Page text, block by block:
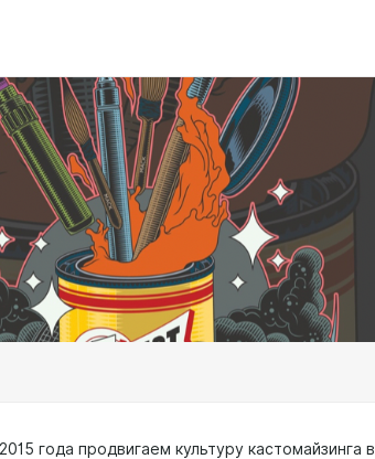
года продвигаем культуру кастомайзинга в